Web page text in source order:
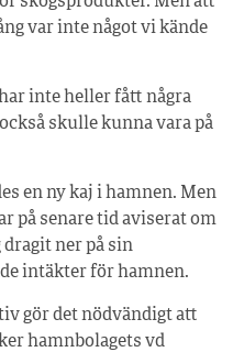
var inte något vi kände
inte heller fått några
skulle kunna vara på
en ny kaj i hamnen. Men
på senare tid aviserat om
dragit ner på sin
intäkter för hamnen.
gör det nödvändigt att
hamnbolagets vd